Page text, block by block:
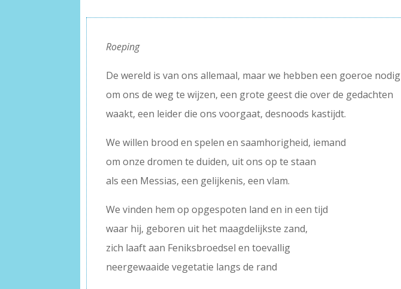
Roeping
De wereld is van ons allemaal, maar we hebben een goeroe nodig
om ons de weg te wijzen, een grote geest die over de gedachten
waakt, een leider die ons voorgaat, desnoods kastijdt.
We willen brood en spelen en saamhorigheid, iemand
om onze dromen te duiden, uit ons op te staan
als een Messias, een gelijkenis, een vlam.
We vinden hem op opgespoten land en in een tijd
waar hij, geboren uit het maagdelijkste zand,
zich laaft aan Feniksbroedsel en toevallig
neergewaaide vegetatie langs de rand